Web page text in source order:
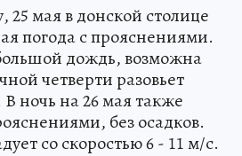
25 мая в донской столице
погода с прояснениями.
дождь, возможна
четверти разовьет
В ночь на 26 мая также
без осадков.
со скоростью 6 - 11 м/с.